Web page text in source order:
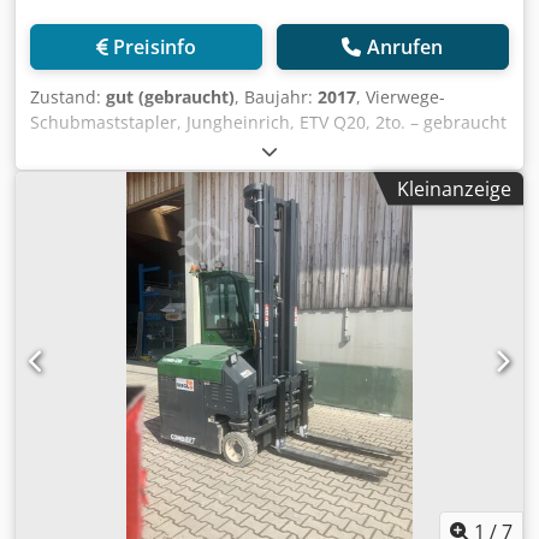
Preisinfo Anrufen
Zustand: gut (gebraucht), Baujahr: 2017, Vierwege-
Schubmaststapler, Jungheinrich, ETV Q20, 2to. – gebraucht
- : Chedsyzfluepfx Ahmoa Preis auf Anfrage! Hersteller:
JUNGHEINRICH Typ: ETV Q20 Baujahr 2017 Seriennummer:
91123242 Optionen: DL 080680DZ Nenntragfähigkeit.
2.000kg 48V, 8,5kW, Leergewicht ohne Batterie: 3.445kg
Batteriegewicht: 892 / 986kg Betriebsstunden: 20700
Hubhöhe: 6800mm Zinkenlänge: 800mm Fahrzeuggewicht:
4431kg Zustand: gut Verfügbar: ab sofort Standort: 97828
Marktheidenfeld
Kleinanzeige
1 /7